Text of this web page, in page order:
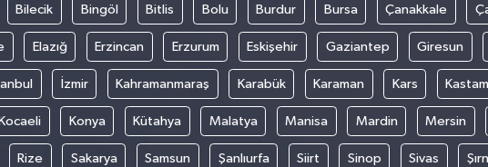
Bilecik Bingöl Bitlis Bolu Burdur Bursa Çanakkale
Elazığ Erzincan Erzurum Eskişehir Gaziantep Giresun
İzmir Kahramanmaraş Karabük Karaman Kars
Konya Kütahya Malatya Manisa Mardin Mersin
Rize Sakarya Samsun Şanlıurfa Siirt Sinop Sivas